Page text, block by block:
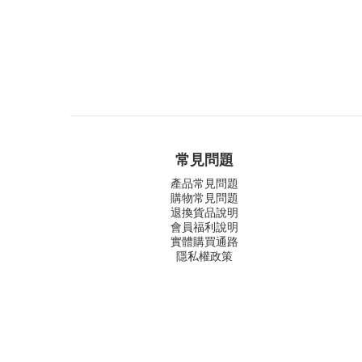
常見問題
產品常見問題
購物常見問題
退換貨品說明
會員福利說明
實體購買通路
隱私權政策